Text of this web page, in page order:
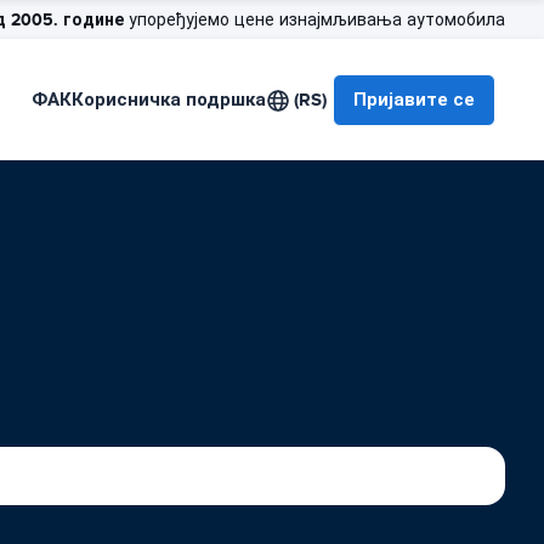
2005. године упоређујемо цене изнајмљивања аутомобила
ФАККорисничка подршка (RS) Пријавите се